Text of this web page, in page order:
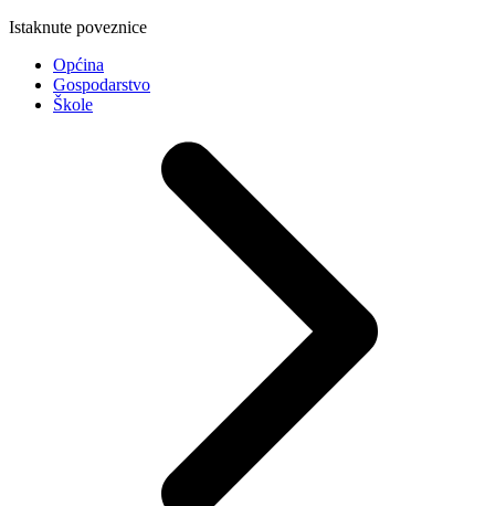
Istaknute poveznice
Općina
Gospodarstvo
Škole